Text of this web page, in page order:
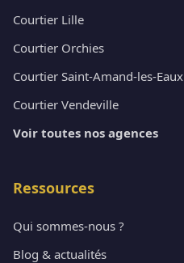
Courtier Lille
Courtier Orchies
Courtier Saint-Amand-les-Eaux
Courtier Vendeville
Voir toutes nos agences
Ressources
Qui sommes-nous ?
Blog & actualités